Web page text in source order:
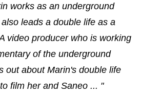
works as an underground
leads a double life as a
video producer who is working
of the underground
out about Marin's double life
film her and Saneo ... "